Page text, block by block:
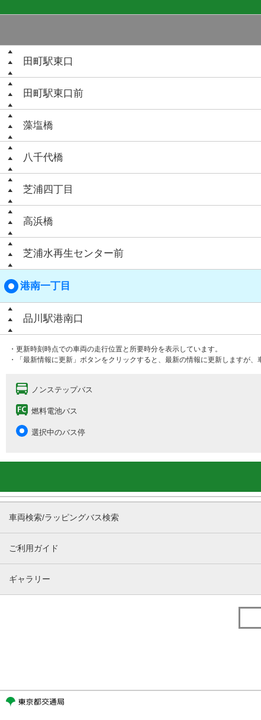
田町駅東口
田町駅東口前
藻塩橋
八千代橋
芝浦四丁目
高浜橋
芝浦水再生センター前
港南一丁目
品川駅港南口
・更新時刻時点での車両の走行位置と所要時分を表示しています。
・「最新情報に更新」ボタンをクリックすると、最新の情報に更新しますが
ノンステップバス
燃料電池バス
選択中のバス停
車両検索/ラッピングバス検索
ご利用ガイド
ギャラリー